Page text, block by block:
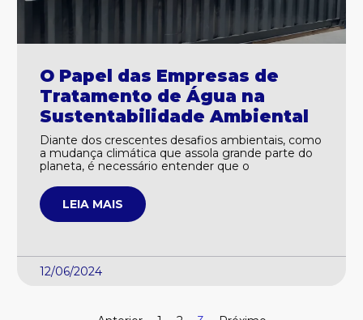
O Papel das Empresas de
Tratamento de Água na
Sustentabilidade Ambiental
Diante dos crescentes desafios ambientais, como
a mudança climática que assola grande parte do
planeta, é necessário entender que o
LEIA MAIS
12/06/2024